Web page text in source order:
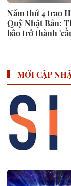
Năm thứ 4 trao
Quỹ Nhật Bản:
bão trở thành
MỚI CẬP